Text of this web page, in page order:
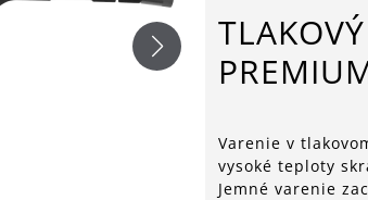
Varenie v
vysoké teploty
Jemné varenie